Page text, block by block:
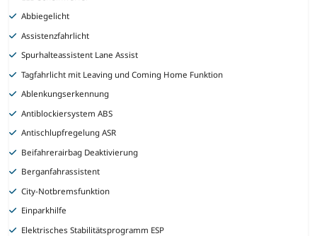
Abbiegelicht
Assistenzfahrlicht
Spurhalteassistent Lane Assist
Tagfahrlicht mit Leaving und Coming Home Funktion
Ablenkungserkennung
Antiblockiersystem ABS
Antischlupfregelung ASR
Beifahrerairbag Deaktivierung
Berganfahrassistent
City-Notbremsfunktion
Einparkhilfe
Elektrisches Stabilitätsprogramm ESP